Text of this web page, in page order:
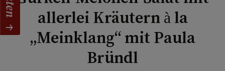
allerlei Kräutern à la
„Meinklang“ mit Paula
Bründl